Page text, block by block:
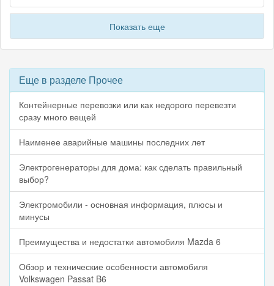
Показать еще
Еще в разделе Прочее
Контейнерные перевозки или как недорого перевезти
сразу много вещей
Наименее аварийные машины последних лет
Электрогенераторы для дома: как сделать правильный
выбор?
Электромобили - основная информация, плюсы и
минусы
Преимущества и недостатки автомобиля Mazda 6
Обзор и технические особенности автомобиля
Volkswagen Passat B6